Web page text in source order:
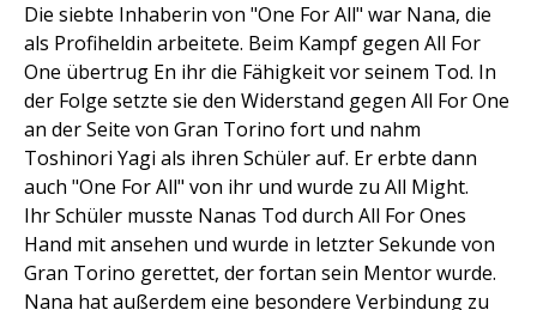
Die siebte Inhaberin von "One For All" war Nana, die
als Profiheldin arbeitete. Beim Kampf gegen All For
One übertrug En ihr die Fähigkeit vor seinem Tod. In
der Folge setzte sie den Widerstand gegen All For One
an der Seite von Gran Torino fort und nahm
Toshinori Yagi als ihren Schüler auf. Er erbte dann
auch "One For All" von ihr und wurde zu All Might.
Ihr Schüler musste Nanas Tod durch All For Ones
Hand mit ansehen und wurde in letzter Sekunde von
Gran Torino gerettet, der fortan sein Mentor wurde.
Nana hat außerdem eine besondere Verbindung zu